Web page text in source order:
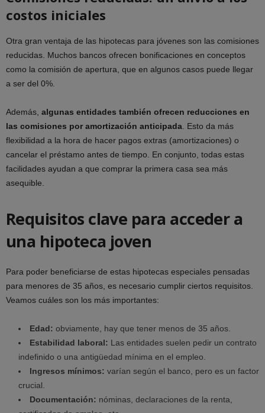
costos iniciales
Otra gran ventaja de las hipotecas para jóvenes son las comisiones
reducidas. Muchos bancos ofrecen bonificaciones en conceptos
como la comisión de apertura, que en algunos casos puede llegar
a ser del 0%.
Además, algunas entidades también ofrecen reducciones en
las comisiones por amortización anticipada. Esto da más
flexibilidad a la hora de hacer pagos extras (amortizaciones) o
cancelar el préstamo antes de tiempo. En conjunto, todas estas
facilidades ayudan a que comprar la primera casa sea más
asequible.
Requisitos clave para acceder a
una hipoteca joven
Para poder beneficiarse de estas hipotecas especiales pensadas
para menores de 35 años, es necesario cumplir ciertos requisitos.
Veamos cuáles son los más importantes:
Edad: obviamente, hay que tener menos de 35 años.
Estabilidad laboral: Las entidades suelen pedir un contrato
indefinido o una antigüedad mínima en el empleo.
Ingresos mínimos: varían según el banco, pero es un factor
crucial.
Documentación: nóminas, declaraciones de la renta,